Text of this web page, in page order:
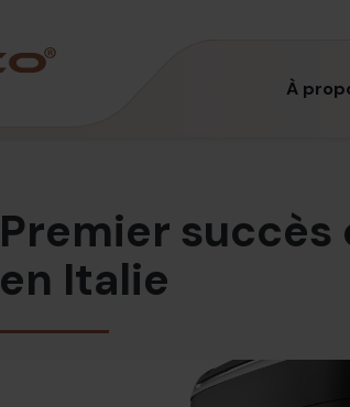
À
Premier
en Italie